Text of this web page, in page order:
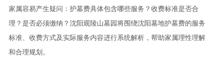
家属容易产生疑问：护墓费具体包含哪些服务？收费标准是否合
理？是否必须缴纳？沈阳观陵山墓园将围绕沈阳墓地护墓费的服务
标准、收费方式及实际服务内容进行系统解析，帮助家属理性理解
和合理规划。